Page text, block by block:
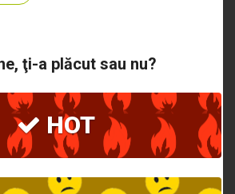
ţi-a plăcut sau nu?
HOT